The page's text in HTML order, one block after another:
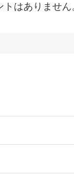
はありません